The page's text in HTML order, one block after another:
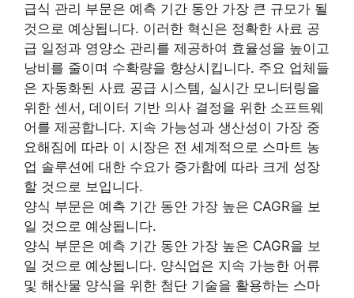
급식 관리 부문은 예측 기간 동안 가장 큰 규모가 될
것으로 예상됩니다. 이러한 혁신은 정확한 사료 공
급 일정과 영양소 관리를 제공하여 효율성을 높이고
낭비를 줄이며 수확량을 향상시킵니다. 주요 업체들
은 자동화된 사료 공급 시스템, 실시간 모니터링을
위한 센서, 데이터 기반 의사 결정을 위한 소프트웨
어를 제공합니다. 지속 가능성과 생산성이 가장 중
요해짐에 따라 이 시장은 전 세계적으로 스마트 농
업 솔루션에 대한 수요가 증가함에 따라 크게 성장
할 것으로 보입니다.
양식 부문은 예측 기간 동안 가장 높은 CAGR을 보
일 것으로 예상됩니다.
양식 부문은 예측 기간 동안 가장 높은 CAGR을 보
일 것으로 예상됩니다. 양식업은 지속 가능한 어류
및 해산물 양식을 위한 첨단 기술을 활용하는 스마